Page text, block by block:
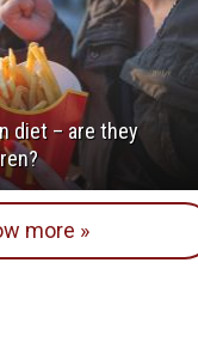
diet – are they
more »